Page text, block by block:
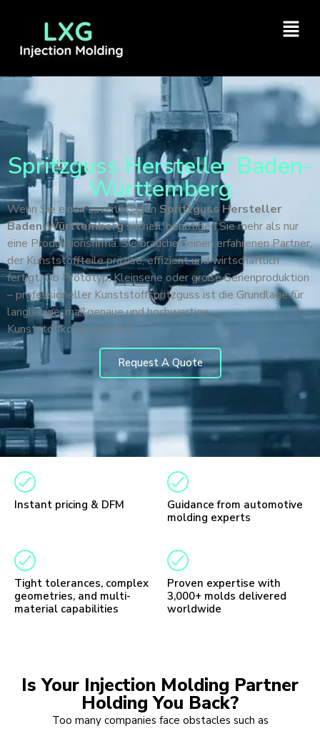
Spritzguss Hersteller Baden-
Württemberg
Wenn Sie einen zuverlässigen Spritzguss Hersteller
Baden-Württembergsuchen, benötigen Sie mehr als nur
eine Produktionsfirma. Sie brauchen einen erfahrenen Partner,
der Kunststoffteile präzise, effizient und wirtschaftlich
fertigt. Ob Prototyp, Kleinserie oder große Serienproduktion
– professioneller Kunststoffspritzguss ist die Grundlage für
langlebige, maßgenaue und hochwertige
Kunststoffkomponenten.
Request A Quote
Instant pricing & DFM
Guidance from automotive
molding experts
Tight tolerances, complex
geometries, and multi-
material capabilities
Proven expertise with
3,000+ molds delivered
worldwide
Is Your Injection Molding Partner
Holding You Back?
Too many companies face obstacles such as